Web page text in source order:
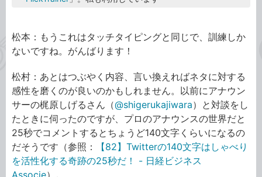
松本：もうこれはタッチタイピングと同じで、訓練しか
ないですね。がんばります！
松村：あとはつぶやく内容、言い換えればネタに対する
感性を磨くのが良いのかもしれません。以前にアナウン
サーの梶原しげるさん（@shigerukajiwara）と対談をし
たときに伺ったのですが、プロのアナウンスの世界だと
25秒でコメントするとちょうど140文字くらいになるの
だそうです（参照：
【82】Twitterの140文字はしゃべり
を活性化する奇跡の25秒だ！ - 日経ビジネス
Associe）。